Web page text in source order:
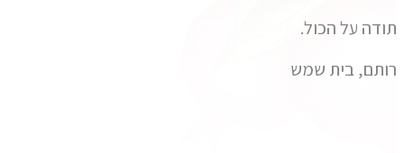
תודה על הכול.
רותם, בית שמש